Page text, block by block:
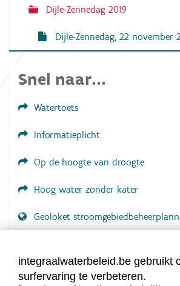
Dijle-Zennedag 2019
Dijle-Zennedag, 22 november
Snel naar...
Watertoets
Informatieplicht
Op de hoogte van droogte
Hoog water zonder kater
Geoloket
LOGIN VEREIST
integraalwaterbeleid.be gebruikt
surfervaring te verbeteren.